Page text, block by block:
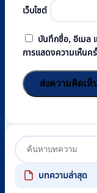
เว็บไซต์
บันทึกชื่อ, อีเมล
การแสดงความเห็นค
บทความล่าสุด